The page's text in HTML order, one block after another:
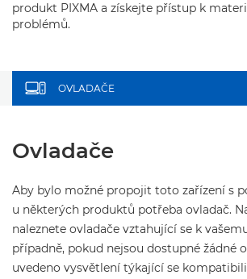
produkt PIXMA a získejte přístup k
problémů.
OVLADAČE
Ovladače
Aby bylo možné propojit toto zařízení s
u některých produktů potřeba ovladač.
naleznete ovladače vztahující se k
případně, pokud nejsou dostupné žádné
uvedeno vysvětlení týkající se